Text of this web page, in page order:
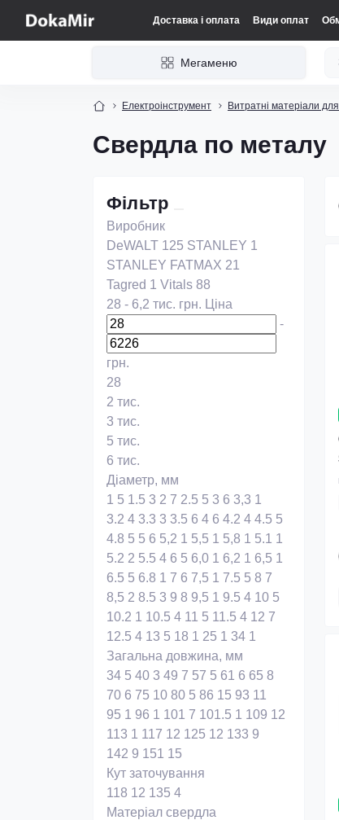
Доставка і оплата Види оплат
Мегаменю
Електроінструмент Витратні матеріали
Свердла по металу
Фільтр
Виробник
DeWALT 125 STANLEY 1
STANLEY FATMAX 21
Tagred 1 Vitals 88
28 - 6,2 тис. грн. Ціна
-
грн.
28
2 тис.
3 тис.
5 тис.
6 тис.
Діаметр, мм
1 5 1.5 3 2 7 2.5 5 3 6 3,3 1
3.2 4 3.3 3 3.5 6 4 6 4.2 4 4.5 5
4.8 5 5 6 5,2 1 5,5 1 5,8 1 5.1 1
5.2 2 5.5 4 6 5 6,0 1 6,2 1 6,5 1
6.5 5 6.8 1 7 6 7,5 1 7.5 5 8 7
8,5 2 8.5 3 9 8 9,5 1 9.5 4 10 5
10.2 1 10.5 4 11 5 11.5 4 12 7
12.5 4 13 5 18 1 25 1 34 1
Загальна довжина, мм
34 5 40 3 49 7 57 5 61 6 65 8
70 6 75 10 80 5 86 15 93 11
95 1 96 1 101 7 101.5 1 109 12
113 1 117 12 125 12 133 9
142 9 151 15
Кут заточування
118 12 135 4
Матеріал свердла